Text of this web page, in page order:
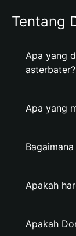
Tentang
Apa yang
asterbater?
Apa yang
Apakah
Apakah